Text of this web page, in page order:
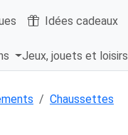
Idées cadeaux
Jeux, jouets et loisirs
Chaussettes